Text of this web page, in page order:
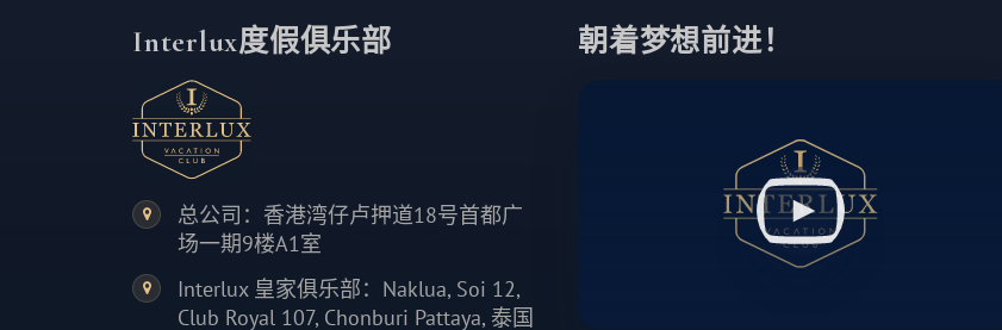
Interlux度假俱乐部
总公司：香港湾仔卢押道18号首都广
场一期9楼A1室
Interlux 皇家俱乐部：Naklua, Soi 12,
Club Royal 107, Chonburi Pattaya, 泰国
朝着梦想前进！